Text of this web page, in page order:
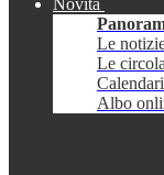
Novità
Le
Le
Albo